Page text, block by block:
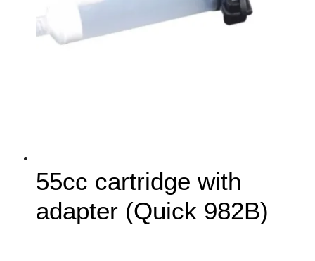
55cc cartridge with
adapter (Quick 982B)